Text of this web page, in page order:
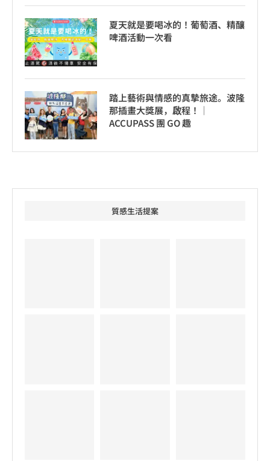
夏天就是要喝冰的！葡萄酒、精釀
啤酒活動一次看
踏上藝術與情感的真摯旅途。波隆
那插畫大獎展，啟程！│
ACCUPASS 團 GO 趣
質感生活提案